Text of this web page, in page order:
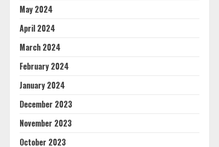
May 2024
April 2024
March 2024
February 2024
January 2024
December 2023
November 2023
October 2023